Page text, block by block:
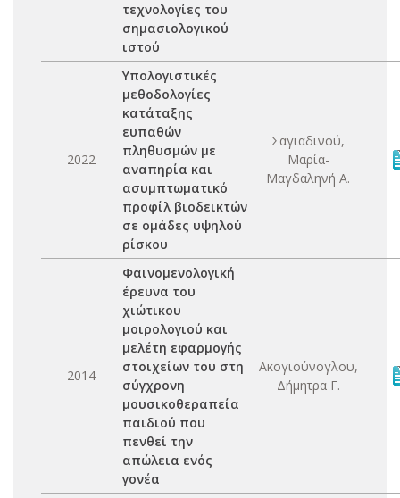
τεχνολογίες του
σημασιολογικού
ιστού
2022
Υπολογιστικές
μεθοδολογίες
κατάταξης
ευπαθών
πληθυσμών με
αναπηρία και
ασυμπτωματικό
προφίλ βιοδεικτών
σε ομάδες υψηλού
ρίσκου
Σαγιαδινού,
Μαρία-
Μαγδαληνή Α.
2014
Φαινομενολογική
έρευνα του
χιώτικου
μοιρολογιού και
μελέτη εφαρμογής
στοιχείων του στη
σύγχρονη
μουσικοθεραπεία
παιδιού που
πενθεί την
απώλεια ενός
γονέα
Ακογιούνογλου,
Δήμητρα Γ.